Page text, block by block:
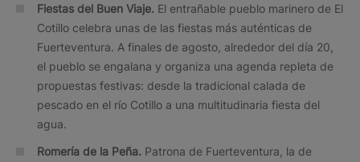
Fiestas del Buen Viaje. El entrañable pueblo marinero de El
Cotillo celebra unas de las fiestas más auténticas de
Fuerteventura. A finales de agosto, alrededor del día 20,
el pueblo se engalana y organiza una agenda repleta de
propuestas festivas: desde la tradicional calada de
pescado en el río Cotillo a una multitudinaria fiesta del
agua.
Romería de la Peña. Patrona de Fuerteventura, la de